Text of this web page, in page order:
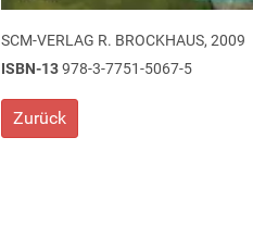
SCM-VERLAG R. BROCKHAUS, 2009
ISBN-13978-3-7751-5067-5
Zurück